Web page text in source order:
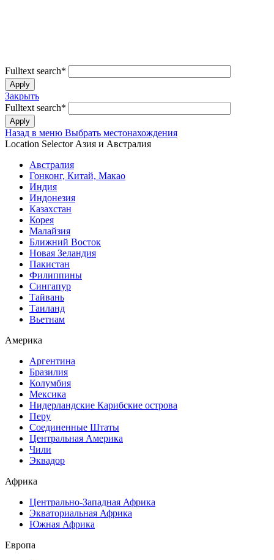
Fulltext search*
Закрыть
Fulltext search*
Назад в меню Выбрать местонахождения
Location Selector Азия и Австралия
Австралия
Гонконг, Китай, Макао
Индия
Индонезия
Казахстан
Корея
Малайзия
Ближний Восток
Новая Зеландия
Пакистан
Филиппины
Сингапур
Тайвань
Таиланд
Вьетнам
Америка
Аргентина
Бразилия
Колумбия
Мексика
Нидерландские Карибские острова
Перу
Соединенные Штаты
Центральная Америка
Чили
Эквадор
Африка
Центрально-Западная Африка
Экваториальная Африка
Южная Африка
Европа